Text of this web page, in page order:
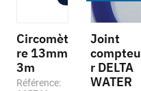
Circomèt
re 13mm
3m
Référence:
Joint
compteu
r DELTA
WATER